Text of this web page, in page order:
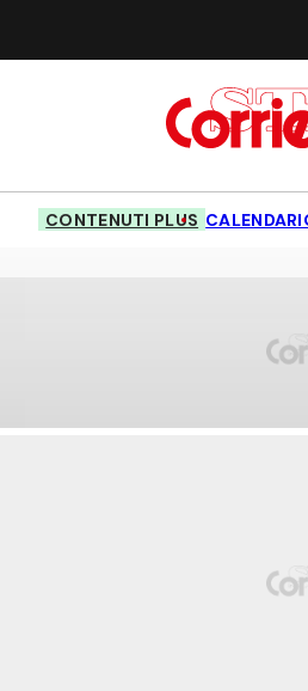
CONTENUTI PLUS